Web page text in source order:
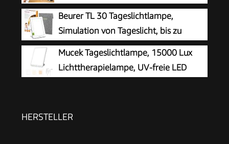
Fernsteuerung, Tageslichtlampen mit
Einstellbaren Lichtfarben, Helligkeiten und
Timer, LED Simulation von Tageslicht(Helle
Holzmaserung)
Beurer TL 30 Tageslichtlampe,
Simulation von Tageslicht, bis zu
10.000 Lux, Medizinprodukt, flimmer-
und UV-freie LED-Technologie, Tageslichtleuchte
mit verstellbarer Halterung und Tasche
Mucek Tageslichtlampe, 15000 Lux
Lichttherapielampe, UV-freie LED
Helligkeitsstufen Touch-Control Sonnenlicht
HERSTELLER